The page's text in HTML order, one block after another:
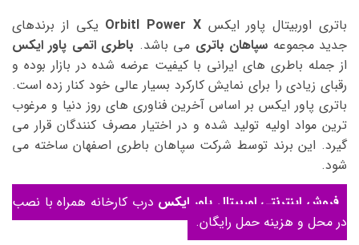
باتری اوربیتال پاور ایکسOrbitl Power X یکی از برندهای
جدید مجموعه سپاهان باتری می باشد. باطری اتمی پاور ایکس
از جمله باطری های ایرانی با کیفیت عرضه شده در بازار بوده و
رقبای زیادی را برای نمایش کارکرد بسیار عالی خود کنار زده است.
باتری پاور ایکس بر اساس آخرین فناوری های روز دنیا و مرغوب
ترین مواد اولیه تولید شده و در اختیار مصرف کنندگان قرار می
گیرد. این برند توسط شرکت سپاهان باطری اصفهان ساخته می
شود.
فروش اینترنتی اوربیتال پاور ایکس درب کارخانه همراه با نصب
در محل و هزینه حمل رایگان.